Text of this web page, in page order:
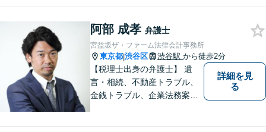
ガルサービスをお届けしま
す。
阿部 成孝 弁護士
宮益坂ザ・ファーム法律会計事務所
東京都|渋谷区 渋谷駅 から徒歩2分
【税理士出身の弁護士】 遺
言・相続、不動産トラブル、
金銭トラブル、企業法務案件
詳細を見
る